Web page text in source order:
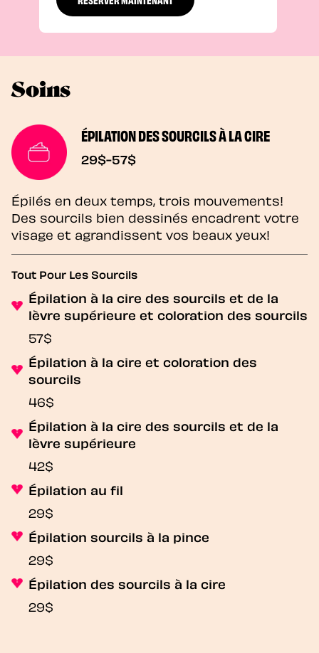
Soins
ÉPILATION DES SOURCILS À LA CIRE
29$-57$
Épilés en deux temps, trois mouvements!
Des sourcils bien dessinés encadrent votre
visage et agrandissent vos beaux yeux!
Tout Pour Les Sourcils
Épilation à la cire des sourcils et de la
lèvre supérieure et coloration des sourcils
57$
Épilation à la cire et coloration des
sourcils
46$
Épilation à la cire des sourcils et de la
lèvre supérieure
42$
Épilation au fil
29$
Épilation sourcils à la pince
29$
Épilation des sourcils à la cire
29$